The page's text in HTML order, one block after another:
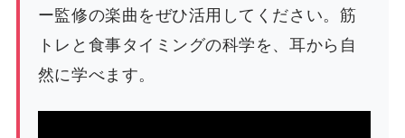
ー監修の楽曲をぜひ活用してください。筋
トレと食事タイミングの科学を、耳から自
然に学べます。